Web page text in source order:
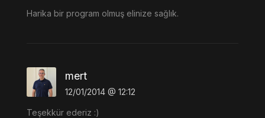
Harika bir program olmuş elinize sağlık.
mert
12/01/2014 @ 12:12
Teşekkür ederiz :)